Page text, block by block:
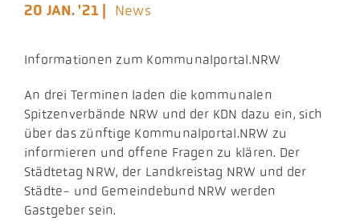
20 JAN. '21 | News
Informationen zum Kommunalportal.NRW
An drei Terminen laden die kommunalen
Spitzenverbände NRW und der KDN dazu ein, sich
über das zünftige Kommunalportal.NRW zu
informieren und offene Fragen zu klären. Der
Städtetag NRW, der Landkreistag NRW und der
Städte- und Gemeindebund NRW werden
Gastgeber sein.